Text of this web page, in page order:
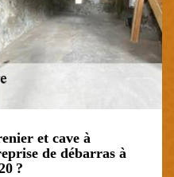
et cave à
de débarras à
?